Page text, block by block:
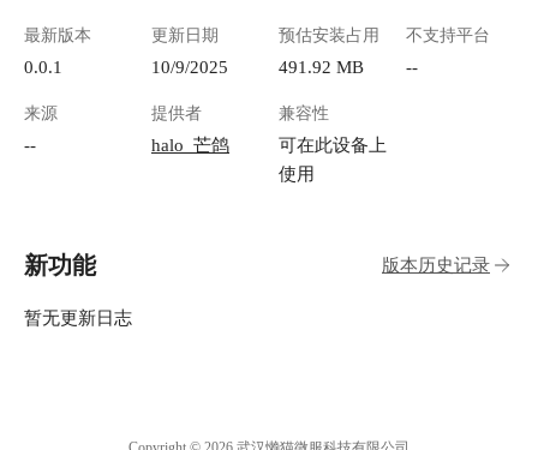
最新版本
0.0.1
更新日期
10/9/2025
预估安装占用
491.92 MB
不支持平台
--
来源
--
提供者
halo_芒鸽
兼容性
可在此设备上
使用
新功能 版本历史记录
暂无更新日志